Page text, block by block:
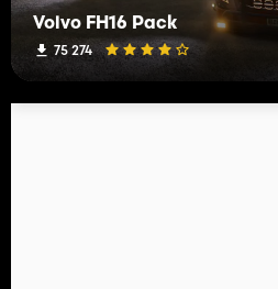
Volvo FH16 Pack
75 274